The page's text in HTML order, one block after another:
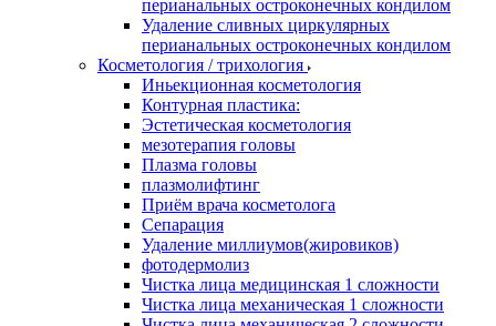
перианальных остроконечных кондилом
Удаление сливных циркулярных
перианальных остроконечных кондилом
Косметология / трихология
Иньекционная косметология
Контурная пластика:
Эстетическая косметология
мезотерапия головы
Плазма головы
плазмолифтинг
Приём врача косметолога
Сепарация
Удаление миллиумов(жировиков)
фотодермолиз
Чистка лица медицинская 1 сложности
Чистка лица механическая 1 сложности